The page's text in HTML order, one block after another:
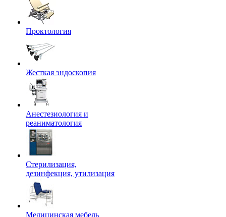
Проктология
Жесткая эндоскопия
Анестезиология и
реаниматология
Стерилизация,
дезинфекция, утилизация
Медицинская мебель